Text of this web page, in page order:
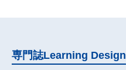
専門誌Learning Design